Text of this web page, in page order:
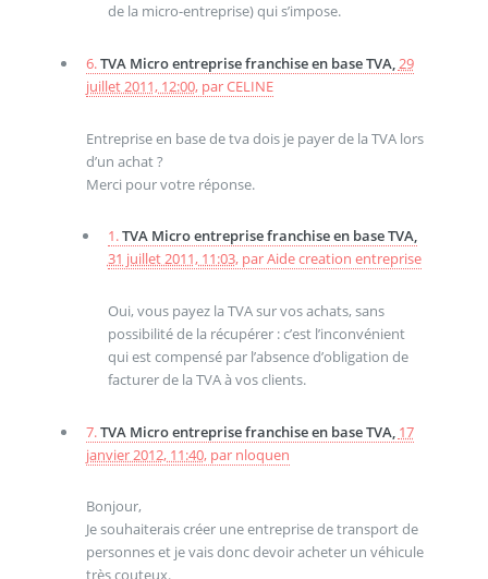
de la micro-entreprise) qui s’impose.
6.TVA Micro entreprise franchise en base TVA,29
juillet 2011, 12:00, parCELINE
Entreprise en base de tva dois je payer de la TVA lors
d’un achat ?
Merci pour votre réponse.
1.TVA Micro entreprise franchise en base TVA,
31 juillet 2011, 11:03, parAide creation entreprise
Oui, vous payez la TVA sur vos achats, sans
possibilité de la récupérer : c’est l’inconvénient
qui est compensé par l’absence d’obligation de
facturer de la TVA à vos clients.
7.TVA Micro entreprise franchise en base TVA, 17
janvier 2012, 11:40, par nloquen
Bonjour,
Je souhaiterais créer une entreprise de transport de
personnes et je vais donc devoir acheter un véhicule
très couteux.